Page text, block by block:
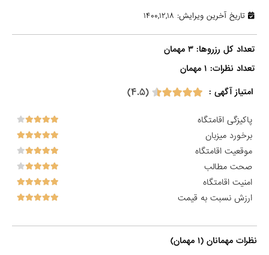
تاریخ آخرین ویرایش: ۱۴۰۰,۱۲,۱۸
تعداد کل رزروها: ۳ مهمان
تعداد نظرات: ۱ مهمان
امتیاز آگهی :
(۴.۵)
پاکیزگی اقامتگاه
برخورد میزبان
موقعیت اقامتگاه
صحت مطالب
امنیت اقامتگاه
ارزش نسبت به قیمت
نظرات مهمانان (۱ مهمان)